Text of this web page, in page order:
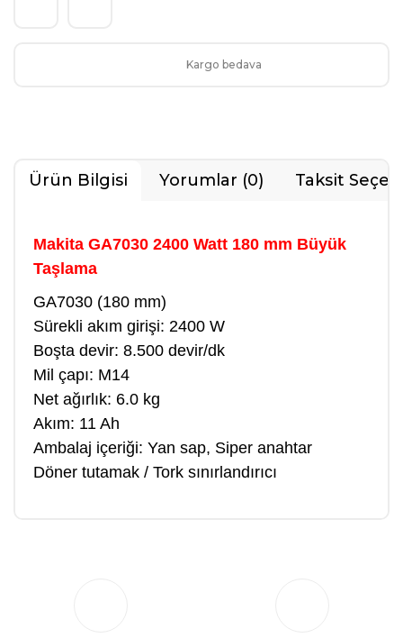
Kargo bedava
Ürün Bilgisi Yorumlar (0) Taksit
Makita GA7030 2400 Watt 180 mm Büyük
Taşlama
GA7030 (180 mm)
Sürekli akım girişi: 2400 W
Boşta devir: 8.500 devir/dk
Mil çapı: M14
Net ağırlık: 6.0 kg
Akım: 11 Ah
Ambalaj içeriği: Yan sap, Siper anahtar
Döner tutamak / Tork sınırlandırıcı